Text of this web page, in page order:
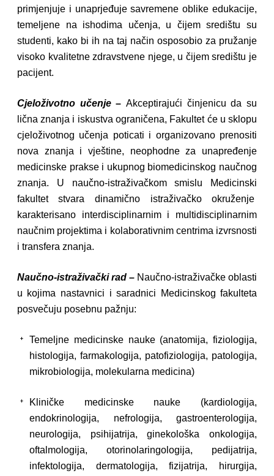
primjenjuje i unaprjeđuje savremene oblike edukacije,
temeljene na ishodima učenja, u čijem središtu su
studenti, kako bi ih na taj način osposobio za pružanje
visoko kvalitetne zdravstvene njege, u čijem središtu je
pacijent.
Cjeloživotno učenje–Akceptirajući činjenicu da su
lična znanja i iskustva ograničena, Fakultet će u sklopu
cjeloživotnog učenja poticati i organizovano prenositi
nova znanja i vještine, neophodne za unapređenje
medicinske prakse i ukupnog biomedicinskog naučnog
znanja. U naučno-istraživačkom smislu Medicinski
fakultet stvara dinamično istraživačko okruženje
karakterisano interdisciplinarnim i multidisciplinarnim
naučnim projektima i kolaborativnim centrima izvrsnosti
i transfera znanja.
Naučno-istraživački rad– Naučno-istraživačke oblasti
u kojima nastavnici i saradnici Medicinskog fakulteta
posvečuju posebnu pažnju:
Temeljne medicinske nauke (anatomija, fiziologija,
histologija, farmakologija, patofiziologija, patologija,
mikrobiologija, molekularna medicina)
Kliničke medicinske nauke (kardiologija,
endokrinologija, nefrologija, gastroenterologija,
neurologija, psihijatrija, ginekološka onkologija,
oftalmologija, otorinolaringologija, pedijatrija,
infektologija, dermatologija, fizijatrija, hirurgija,